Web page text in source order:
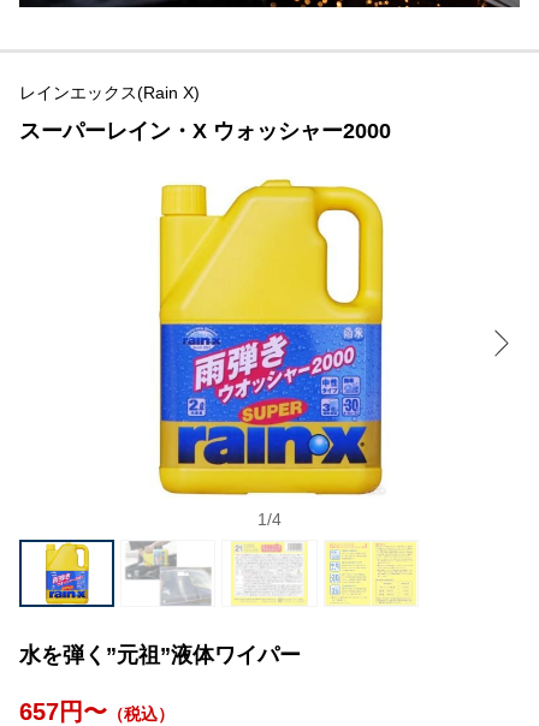
レインエックス(Rain X)
スーパーレイン・X ウォッシャー2000
1/4
水を弾く”元祖”液体ワイパー
657円〜 （税込）